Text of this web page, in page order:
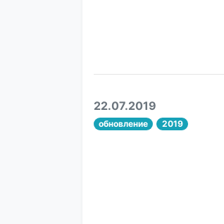
22.07.2019
обновление 2019